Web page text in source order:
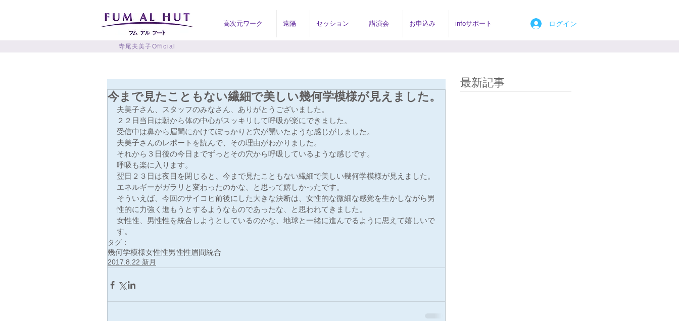
高次元ワーク 遠隔 セッション 講演会 お申込み infoサポート ログイン
寺尾夫美子Official
今まで見たこともない繊細で美しい幾何学模様が見えました。
夫美子さん、スタッフのみなさん、ありがとうございました。
２２日当日は朝から体の中心がスッキリして呼吸が楽にできました。
受信中は鼻から眉間にかけてぽっかりと穴が開いたような感じがしました。
夫美子さんのレポートを読んで、その理由がわかりました。
それから３日後の今日までずっとその穴から呼吸しているような感じです。
呼吸も楽に入ります。
翌日２３日は夜目を閉じると、今まで見たこともない繊細で美しい幾何学模様が見えました。
エネルギーがガラリと変わったのかな、と思って嬉しかったです。
そういえば、今回のサイコヒ前後にした大きな決断は、女性的な微細な感覚を生かしながら男
性的に力強く進もうとするようなものであったな、と思われてきました。
女性性、男性性を統合しようとしているのかな、地球と一緒に進んでるように思えて嬉しいで
す。
タグ：
幾何学模様女性性男性性眉間統合
2017.8.22 新月
最新記事